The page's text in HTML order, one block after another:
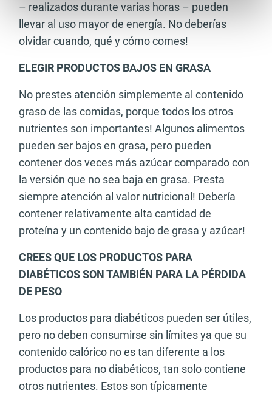
– realizados durante varias horas – pueden
llevar al uso mayor de energía. No deberías
olvidar cuando, qué y cómo comes!
ELEGIR PRODUCTOS BAJOS EN GRASA
No prestes atención simplemente al contenido
graso de las comidas, porque todos los otros
nutrientes son importantes! Algunos alimentos
pueden ser bajos en grasa, pero pueden
contener dos veces más azúcar comparado con
la versión que no sea baja en grasa. Presta
siempre atención al valor nutricional! Debería
contener relativamente alta cantidad de
proteína y un contenido bajo de grasa y azúcar!
CREES QUE LOS PRODUCTOS PARA
DIABÉTICOS SON TAMBIÉN PARA LA PÉRDIDA
DE PESO
Los productos para diabéticos pueden ser útiles,
pero no deben consumirse sin límites ya que su
contenido calórico no es tan diferente a los
productos para no diabéticos, tan solo contiene
otros nutrientes. Estos son típicamente